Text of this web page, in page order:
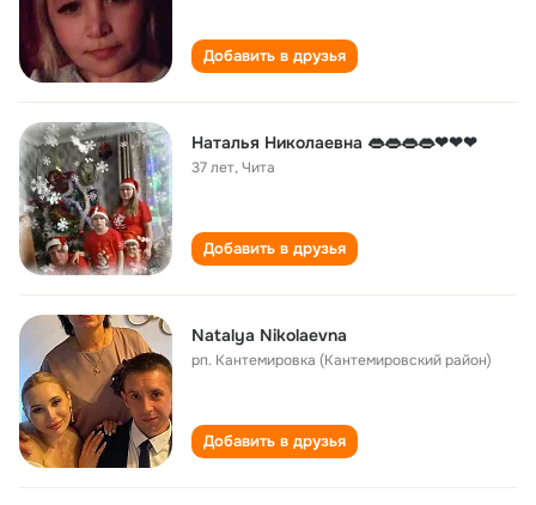
Добавить в друзья
Наталья Николаевна 👄👄👄👄❤❤❤
37 лет,Чита
Добавить в друзья
Natalya Nikolaevna
рп. Кантемировка (Кантемировский район)
Добавить в друзья